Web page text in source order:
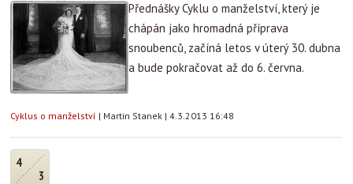
Přednášky Cyklu o manželství, který je
chápán jako hromadná příprava
snoubenců, začíná letos v úterý 30. dubna
a bude pokračovat až do 6. června.
Cyklus o manželství | Martin Stanek | 4.3.2013 16:48
4
3